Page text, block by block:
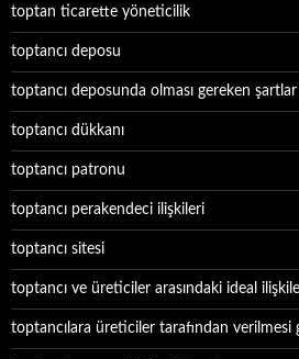
toptan ticarette yöneticilik
toptancı deposu
toptancı deposunda olması gereken şartlar
toptancı dükkanı
toptancı patronu
toptancı perakendeci ilişkileri
toptancı sitesi
toptancı ve üreticiler arasındaki ideal
toptancılara üreticiler tarafından verilmesi